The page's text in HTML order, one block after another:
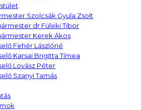
Szolcsák Gyula Zsolt
dr Füleki Tibor
Kerek Ákos
Fehér Lászlóné
Karsai Brigitta Tímea
Lovász Péter
Szanyi Tamás